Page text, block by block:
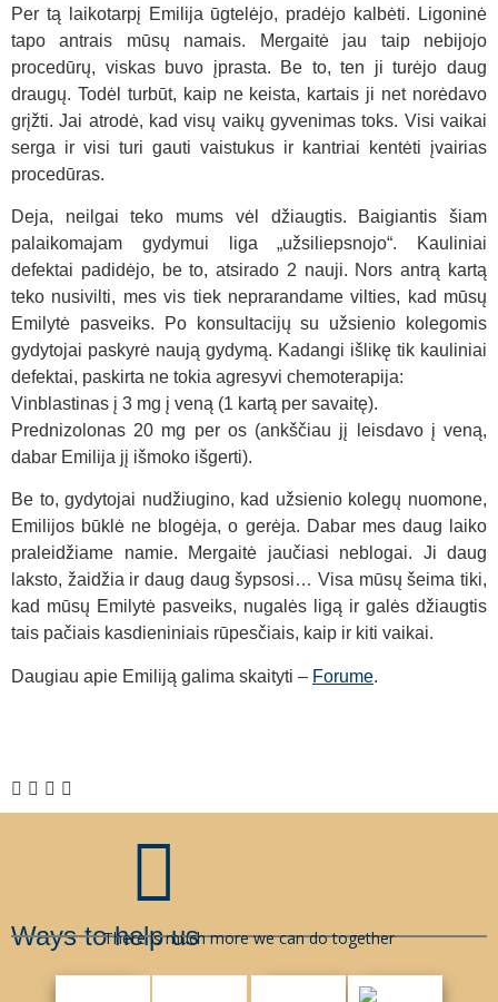
Per tą laikotarpį Emilija ūgtelėjo, pradėjo kalbėti. Ligoninė
tapo antrais mūsų namais. Mergaitė jau taip nebijojo
procedūrų, viskas buvo įprasta. Be to, ten ji turėjo daug
draugų. Todėl turbūt, kaip ne keista, kartais ji net norėdavo
grįžti. Jai atrodė, kad visų vaikų gyvenimas toks. Visi vaikai
serga ir visi turi gauti vaistukus ir kantriai kentėti įvairias
procedūras.
Deja, neilgai teko mums vėl džiaugtis. Baigiantis šiam
palaikomajam gydymui liga „užsiliepsnojo“. Kauliniai
defektai padidėjo, be to, atsirado 2 nauji. Nors antrą kartą
teko nusivilti, mes vis tiek neprarandame vilties, kad mūsų
Emilytė pasveiks. Po konsultacijų su užsienio kolegomis
gydytojai paskyrė naują gydymą. Kadangi išlikę tik kauliniai
defektai, paskirta ne tokia agresyvi chemoterapija:
Vinblastinas į 3 mg į veną (1 kartą per savaitę).
Prednizolonas 20 mg per os (ankščiau jį leisdavo į veną,
dabar Emilija jį išmoko išgerti).
Be to, gydytojai nudžiugino, kad užsienio kolegų nuomone,
Emilijos būklė ne blogėja, o gerėja. Dabar mes daug laiko
praleidžiame namie. Mergaitė jaučiasi neblogai. Ji daug
laksto, žaidžia ir daug daug šypsosi… Visa mūsų šeima tiki,
kad mūsų Emilytė pasveiks, nugalės ligą ir galės džiaugtis
tais pačiais kasdieniniais rūpesčiais, kaip ir kiti vaikai.
Daugiau apie Emiliją galima skaityti – Forume.
Ways to help usThere is much more we can do together